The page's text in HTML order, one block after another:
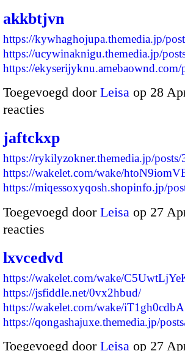
akkbtjvn
https://kywhaghojupa.themedia.jp/
https://ucywinaknigu.themedia.jp/
https://
Toegevoegd door Leisa op 28
reacties
jaftckxp
https://rykilyzokner.themedia.jp/
https://wakelet.com/wake/
https://miqessoxyqosh.shopinfo.jp/
Toegevoegd door Leisa op 27
reacties
lxvcedvd
https://wakelet.com/wake/
https://jsfiddle.net/0vx2hbud/
https://wakelet.com/wake/
https://qongashajuxe.themedia.jp/
Toegevoegd door Leisa op 27